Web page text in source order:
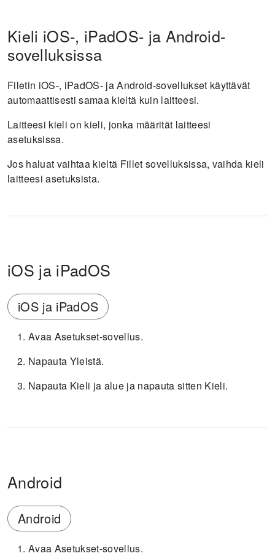
Kieli iOS-, iPadOS- ja Android-
sovelluksissa
Filetin iOS-, iPadOS- ja Android-sovellukset käyttävät
automaattisesti samaa kieltä kuin laitteesi.
Laitteesi kieli on kieli, jonka määrität laitteesi
asetuksissa.
Jos haluat vaihtaa kieltä Fillet sovelluksissa, vaihda kieli
laitteesi asetuksista.
iOS ja iPadOS
iOS ja iPadOS
Avaa Asetukset-sovellus.
Napauta Yleistä.
Napauta Kieli ja alue ja napauta sitten Kieli.
Android
Android
Avaa Asetukset-sovellus.